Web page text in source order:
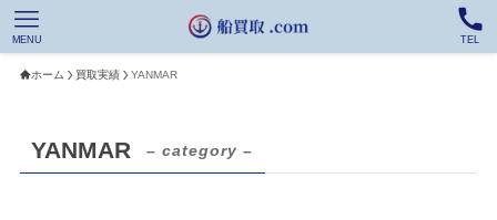
TEL
MENU
ホーム 買取実績 YANMAR
YANMAR – category –